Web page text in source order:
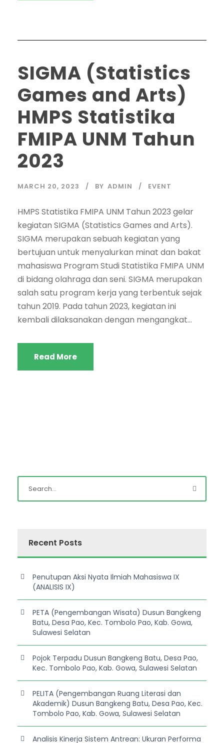
SIGMA (Statistics
Games and Arts)
HMPS Statistika
FMIPA UNM Tahun
2023
MARCH 20, 2023 BY ADMIN EVENT
HMPS Statistika FMIPA UNM Tahun 2023 gelar
kegiatan SIGMA (Statistics Games and Arts).
SIGMA merupakan sebuah kegiatan yang
bertujuan untuk menyalurkan minat dan bakat
mahasiswa Program Studi Statistika FMIPA UNM
di bidang olahraga dan seni. SIGMA merupakan
salah satu program kerja yang terbentuk sejak
tahun 2019. Pada tahun 2023, kegiatan ini
kembali dilaksanakan dengan mengangkat...
Read More
Recent Posts
Penutupan Aksi Nyata Ilmiah Mahasiswa IX
(ANALISIS IX)
PETA (Pengembangan Wisata) Dusun Bangkeng
Batu, Desa Pao, Kec. Tombolo Pao, Kab. Gowa,
Sulawesi Selatan
Pojok Terpadu Dusun Bangkeng Batu, Desa Pao,
Kec. Tombolo Pao, Kab. Gowa, Sulawesi Selatan
PELITA (Pengembangan Ruang Literasi dan
Akademik) Dusun Bangkeng Batu, Desa Pao, Kec.
Tombolo Pao, Kab. Gowa, Sulawesi Selatan
Analisis Kinerja Sistem Antrean: Ukuran Performa